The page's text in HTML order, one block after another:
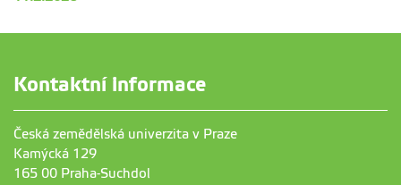
Kontaktní informace
Česká zemědělská univerzita v Praze
Kamýcká 129
165 00 Praha-Suchdol